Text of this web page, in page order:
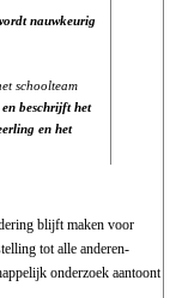
nauwkeurig
schoolteam
beschrijft het
en het
blijft maken voor
tot alle anderen-
onderzoek aantoont